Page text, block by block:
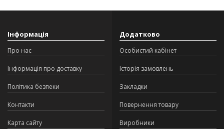
Інформація
Про нас
Інформація про доставку
Політика безпеки
Контакти
Карта сайту
Додатково
Особистий кабінет
Історія замовлень
Закладки
Повернення товару
Виробники